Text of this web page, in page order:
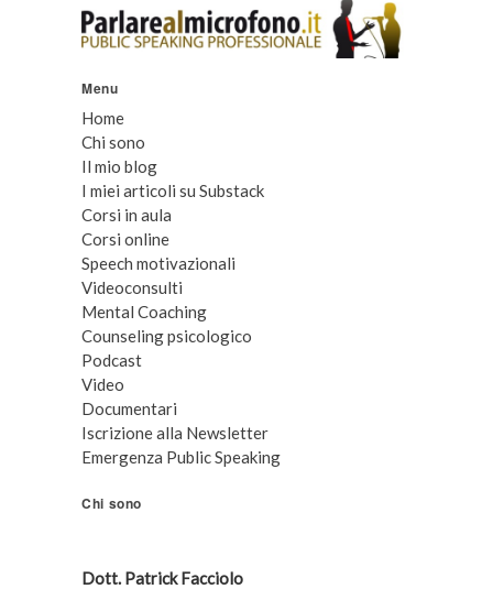
Menu
Home
Chi sono
Il mio blog
I miei articoli su Substack
Corsi in aula
Corsi online
Speech motivazionali
Videoconsulti
Mental Coaching
Counseling psicologico
Podcast
Video
Documentari
Iscrizione alla Newsletter
Emergenza Public Speaking
Chi sono
Dott. Patrick Facciolo